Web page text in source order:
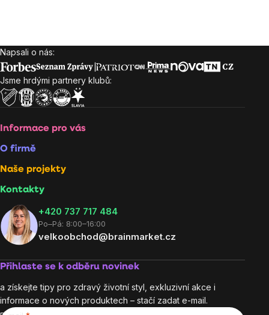
prvky
výpisu
Zápatí
Napsali o nás:
Jsme hrdými partnery klubů:
Informace pro vás
O firmě
Naše projekty
Kontakty
+420 737 717 484
Po–Pá: 8:00–16:00
velkoobchod@brainmarket.cz
Přihlaste se k odběru novinek
a získejte tipy pro zdravý životní styl, exkluzivní akce i
informace o nových produktech – stačí zadat e-mail.